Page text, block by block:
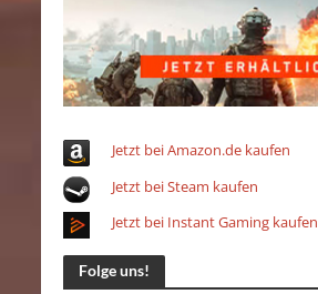
Jetzt bei Amazon.de kaufen
Jetzt bei Steam kaufen
Jetzt bei Instant Gaming kaufen
Folge uns!